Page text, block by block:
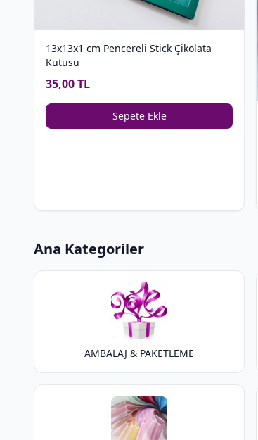
13x13x1 cm Pencereli Stick Çikolata
Kutusu
35,00 TL
Sepete Ekle
Ana Kategoriler
AMBALAJ & PAKETLEME